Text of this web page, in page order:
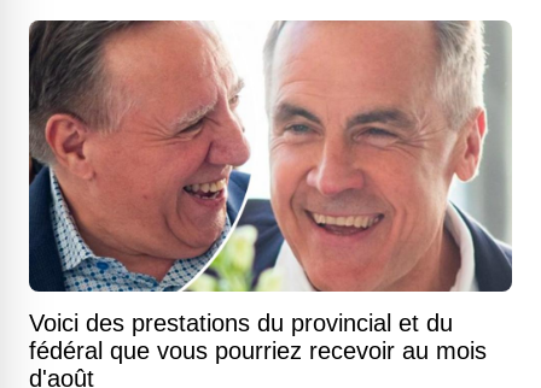
Voici des prestations du provincial et du
fédéral que vous pourriez recevoir au mois
d'août